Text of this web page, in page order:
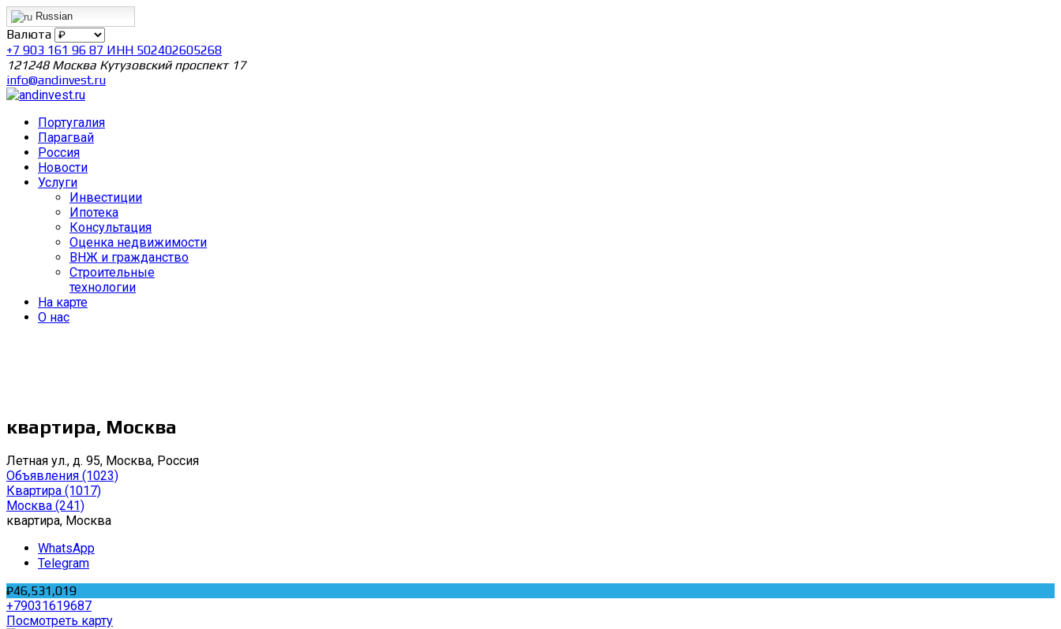
Russian
Валюта
+7 903 161 96 87 ИНН 502402605268
121248 Москва Кутузовский проспект 17
info@andinvest.ru
Португалия
Парагвай
Россия
Новости
Услуги
Инвестиции
Ипотека
Консультация
Оценка недвижимости
ВНЖ и гражданство
Строительные
технологии
На карте
О нас
квартира, Москва
Летная ул., д. 95, Москва, Россия
Объявления (1023)
Квартира (1017)
Москва (241)
квартира, Москва
WhatsApp
Telegram
₽46,531,019
+79031619687
Посмотреть карту